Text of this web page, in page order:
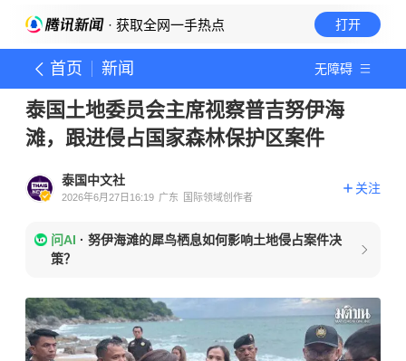
· 获取全网一手热点 打开
首页 新闻 无障碍
泰国土地委员会主席视察普吉努伊海
滩，跟进侵占国家森林保护区案件
泰国中文社
2026年6月27日16:19 广东 国际领域创作者
关注
问AI · 努伊海滩的犀鸟栖息如何影响土地侵占案件决
策？